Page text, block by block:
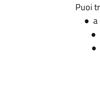
Puoi
● a
●
●